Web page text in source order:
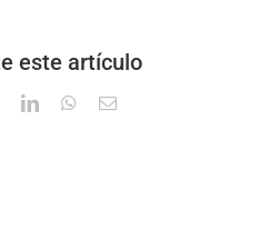
este artículo
LinkedInWhatsApp
Correo